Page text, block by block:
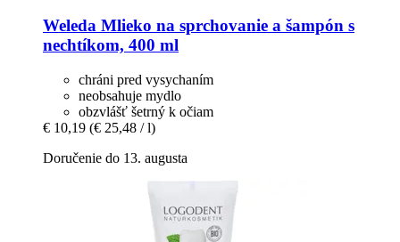
Weleda Mlieko na sprchovanie a šampón s
nechtíkom, 400 ml
chráni pred vysychaním
neobsahuje mydlo
obzvlášť šetrný k očiam
€ 10,19 (€ 25,48 / l)
Doručenie do 13. augusta